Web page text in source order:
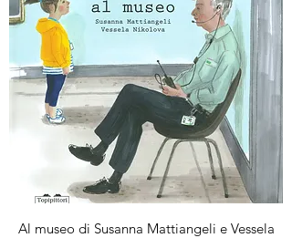
Al museo di Susanna Mattiangeli e Vessela